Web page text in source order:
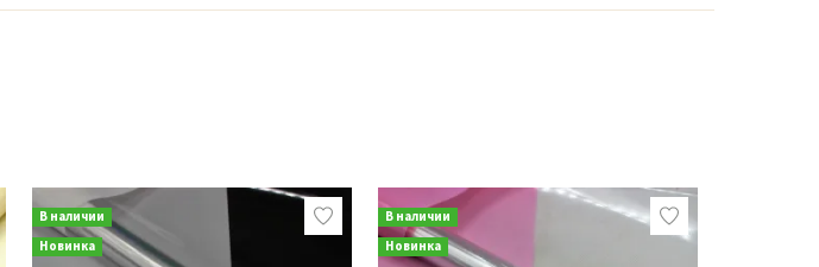
В наличии
Новинка
В наличии
Новинка